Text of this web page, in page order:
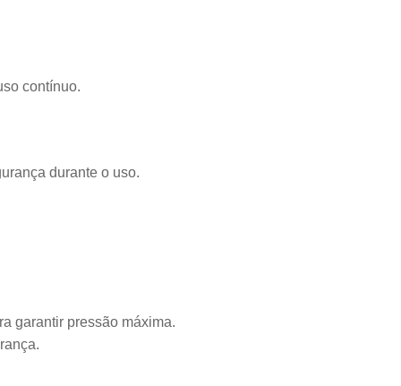
contínuo.
durante o uso.
garantir pressão máxima.